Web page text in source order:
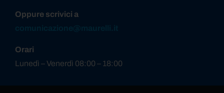
Oppure scrivici a
Orari
Lunedì – Venerdì 08:00 – 18:00